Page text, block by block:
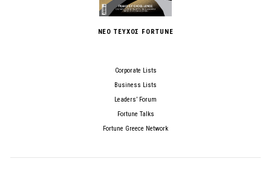
ΝΕΟ ΤΕΥΧΟΣ FORTUNE
Corporate Lists
Business Lists
Leaders’ Forum
Fortune Talks
Fortune Greece Network